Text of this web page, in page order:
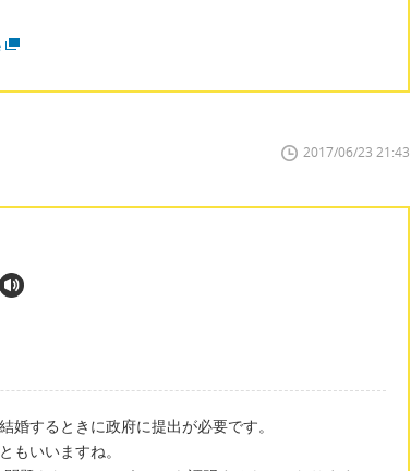
2017/06/23 21:43
するときに政府に提出が必要です。
いいますね。